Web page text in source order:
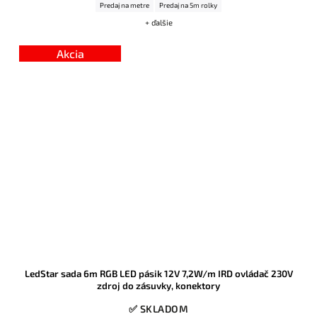
Predaj na metre Predaj na 5m rolky
+ ďalšie
Akcia
LedStar sada 6m RGB LED pásik 12V 7,2W/m IRD ovládač 230V
zdroj do zásuvky, konektory
✅ SKLADOM